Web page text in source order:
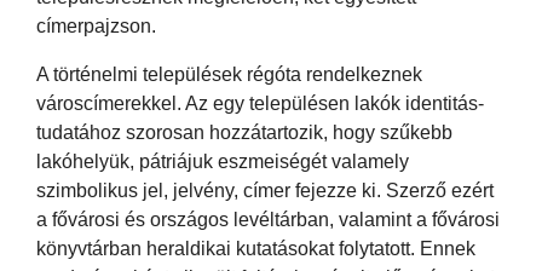
címerpajzson.
A történelmi települések régóta rendelkeznek
városcímerekkel. Az egy településen lakók identitás-
tudatához szorosan hozzátartozik, hogy szűkebb
lakóhelyük, pátriájuk eszmeiségét valamely
szimbolikus jel, jelvény, címer fejezze ki. Szerző ezért
a fővárosi és országos levéltárban, valamint a fővárosi
könyvtárban heraldikai kutatásokat folytatott. Ennek